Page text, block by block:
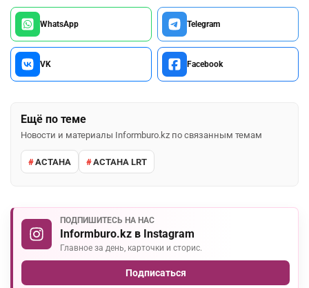
WhatsApp Telegram
VK Facebook
Ещё по теме
Новости и материалы Informburo.kz по связанным темам
АСТАНА АСТАНА LRT
ПОДПИШИТЕСЬ НА НАС
Informburo.kz в Instagram
Главное за день, карточки и сторис.
Подписаться